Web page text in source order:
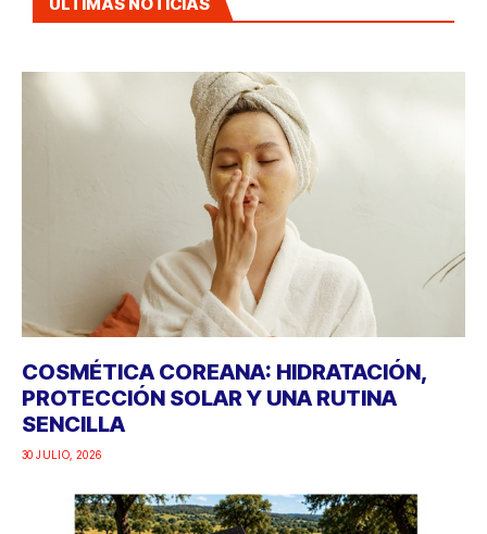
COSMÉTICA COREANA: HIDRATACIÓN,
PROTECCIÓN SOLAR Y UNA RUTINA
SENCILLA
30 JULIO, 2026